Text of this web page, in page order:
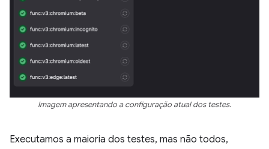
Imagem apresentando a configuração atual dos testes.
Executamos a maioria dos testes, mas não todos,